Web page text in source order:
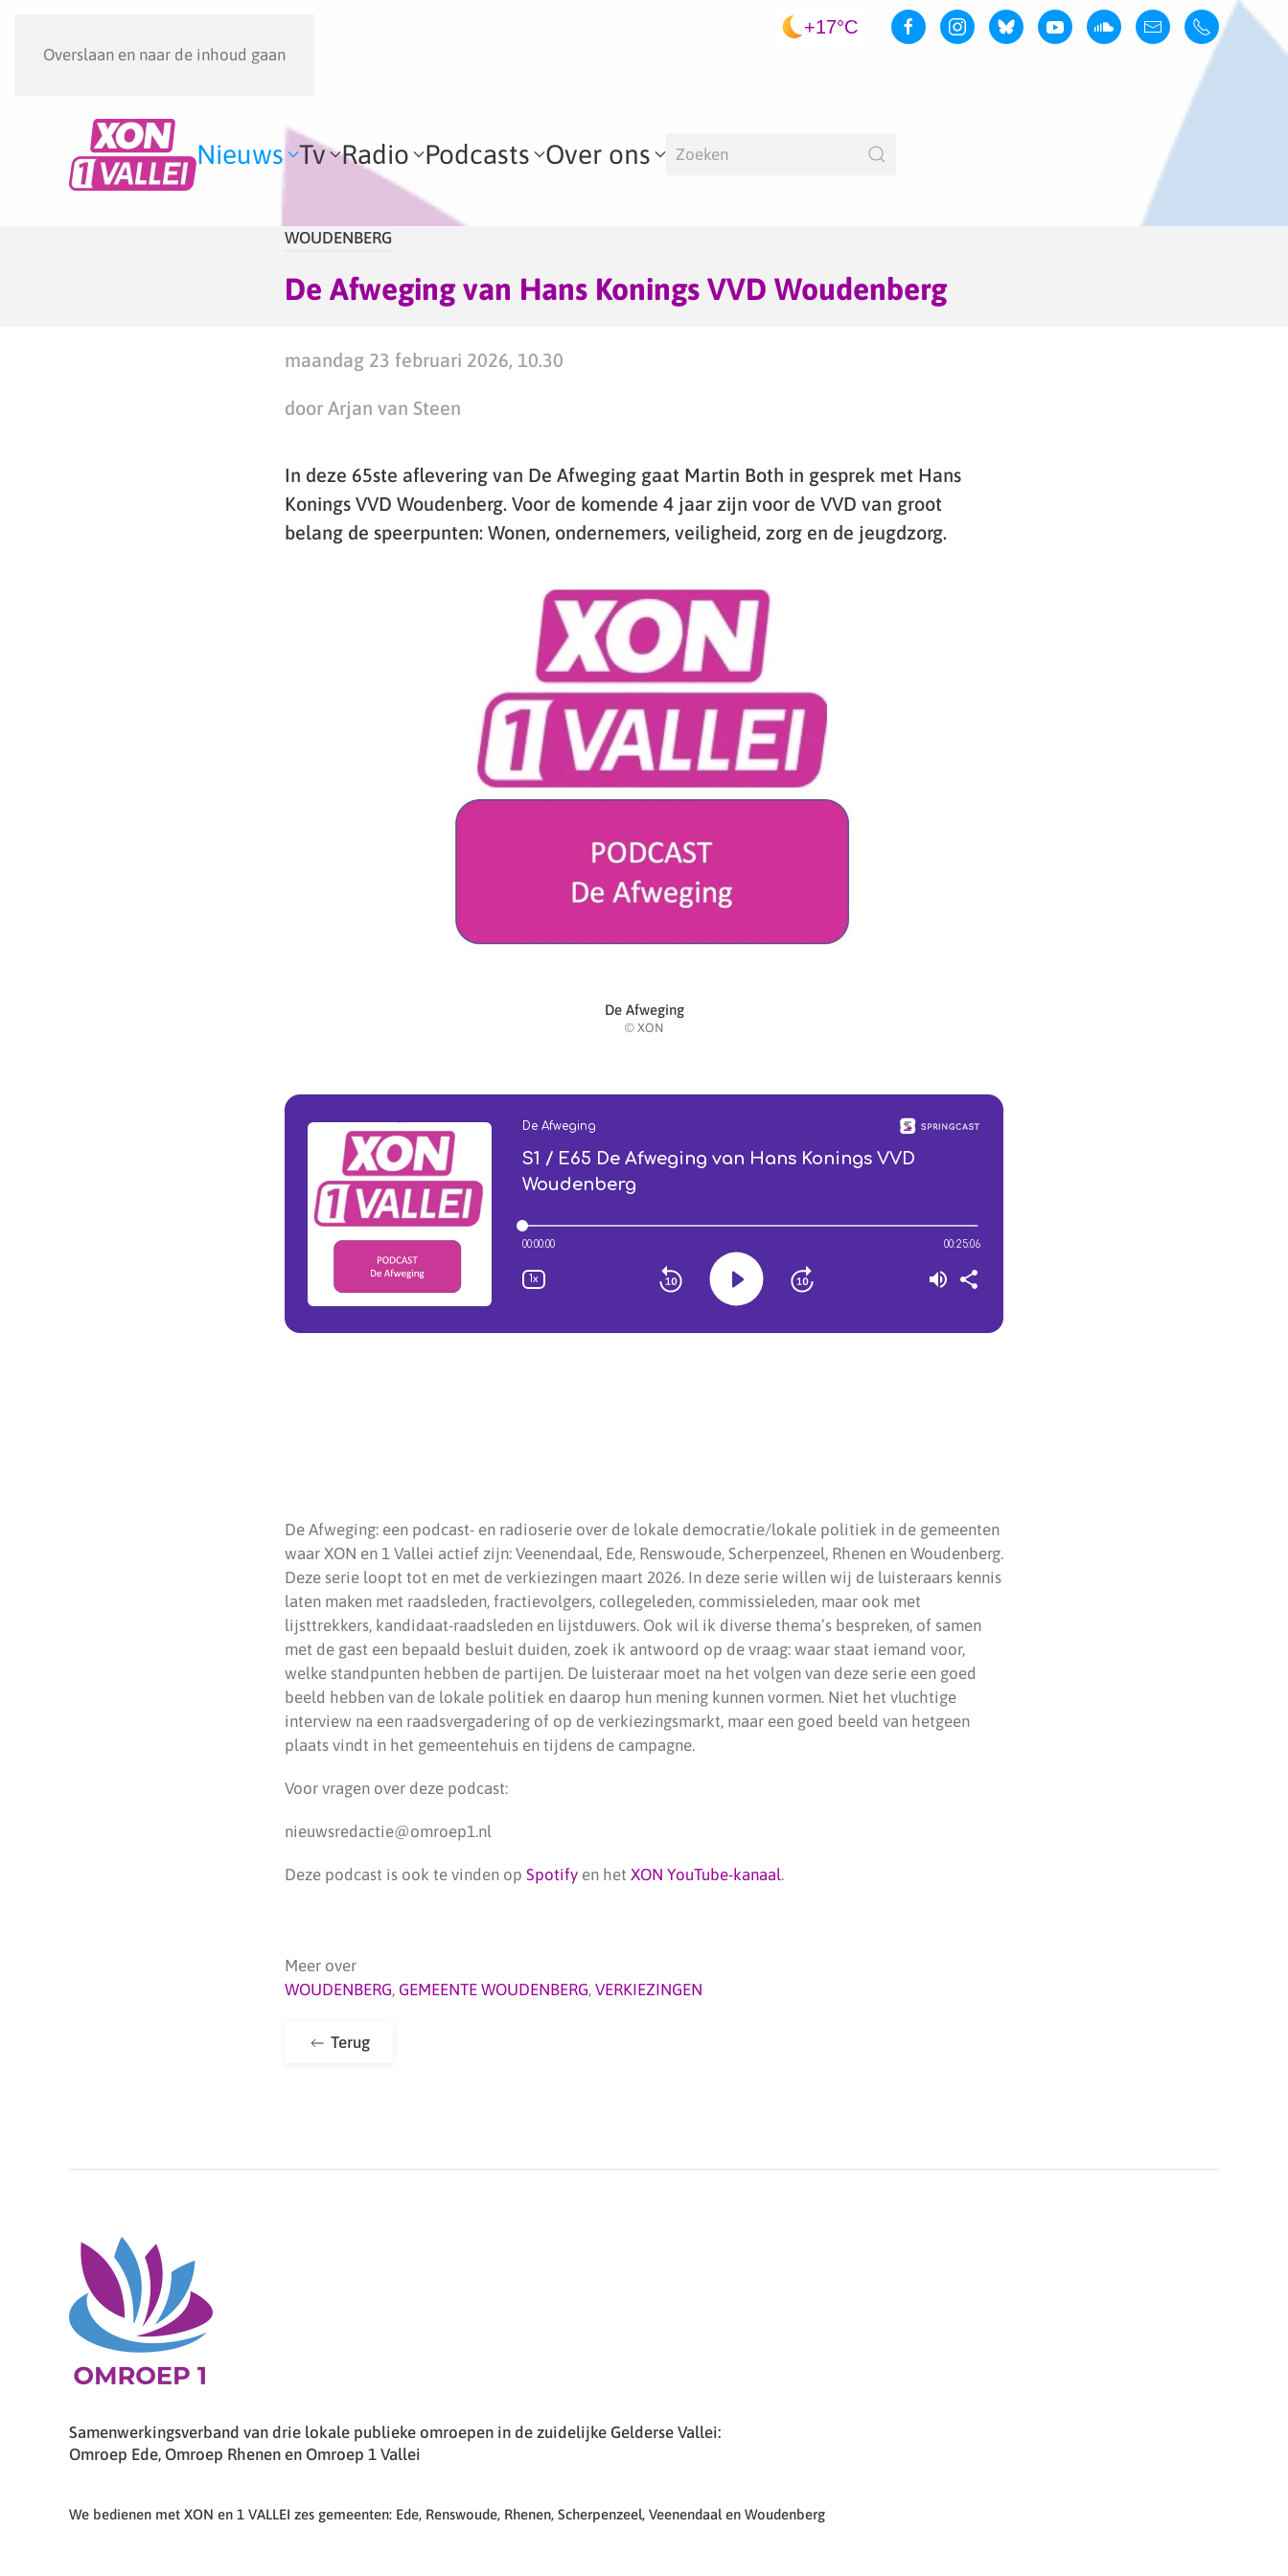
Overslaan en naar de inhoud gaan
+17°C
Nieuws Tv Radio Podcasts Over ons
WOUDENBERG
De Afweging van Hans Konings VVD Woudenberg
maandag 23 februari 2026, 10.30
door Arjan van Steen
In deze 65ste aflevering van De Afweging gaat Martin Both in gesprek met Hans
Konings VVD Woudenberg. Voor de komende 4 jaar zijn voor de VVD van groot
belang de speerpunten: Wonen, ondernemers, veiligheid, zorg en de jeugdzorg.
De Afweging
© XON
De Afweging: een podcast- en radioserie over de lokale democratie/lokale politiek in de gemeenten
waar XON en 1 Vallei actief zijn: Veenendaal, Ede, Renswoude, Scherpenzeel, Rhenen en Woudenberg.
Deze serie loopt tot en met de verkiezingen maart 2026. In deze serie willen wij de luisteraars kennis
laten maken met raadsleden, fractievolgers, collegeleden, commissieleden, maar ook met
lijsttrekkers, kandidaat-raadsleden en lijstduwers. Ook wil ik diverse thema’s bespreken, of samen
met de gast een bepaald besluit duiden, zoek ik antwoord op de vraag: waar staat iemand voor,
welke standpunten hebben de partijen. De luisteraar moet na het volgen van deze serie een goed
beeld hebben van de lokale politiek en daarop hun mening kunnen vormen. Niet het vluchtige
interview na een raadsvergadering of op de verkiezingsmarkt, maar een goed beeld van hetgeen
plaats vindt in het gemeentehuis en tijdens de campagne.
Voor vragen over deze podcast:
nieuwsredactie@omroep1.nl
Deze podcast is ook te vinden op Spotify en het XON YouTube-kanaal.
Meer over
WOUDENBERG, GEMEENTE WOUDENBERG, VERKIEZINGEN
Terug
Samenwerkingsverband van drie lokale publieke omroepen in de zuidelijke Gelderse Vallei:
Omroep Ede, Omroep Rhenen en Omroep 1 Vallei
We bedienen met XON en 1 VALLEI zes gemeenten: Ede, Renswoude, Rhenen, Scherpenzeel, Veenendaal en Woudenberg